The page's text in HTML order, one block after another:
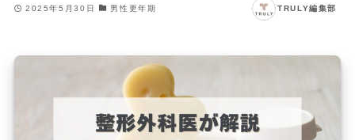
2025年5月30日 男性更年期 TRULY編集部